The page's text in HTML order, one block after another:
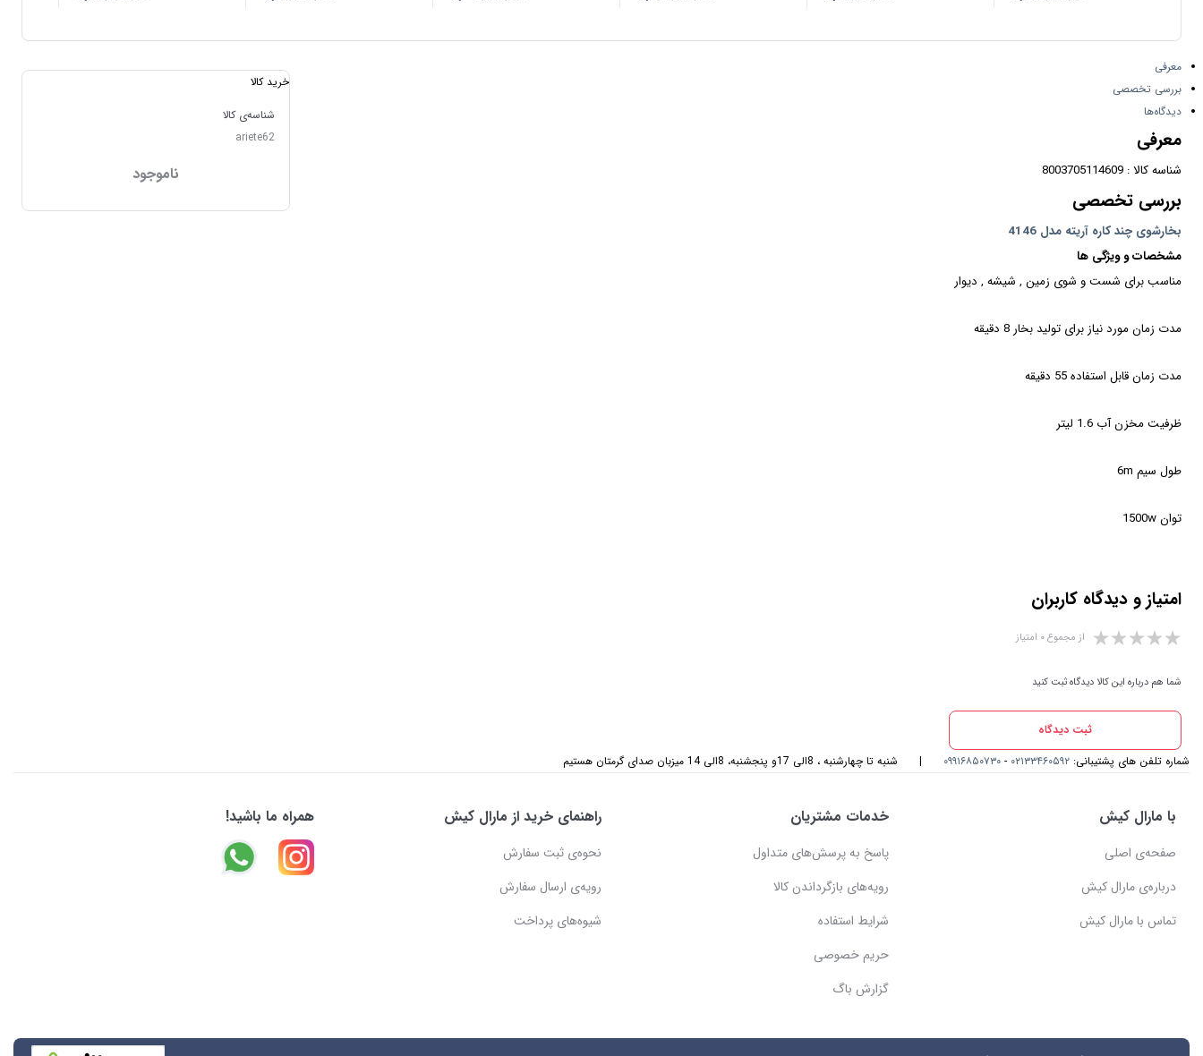
معرفی
بررسی تخصصی
دیدگاه‌ها
معرفی
شناسه کالا : 8003705114609
بررسی تخصصی
بخارشوی چند کاره آریته مدل 4146
مشخصات و ویژگی ها
مناسب برای شست و شوی زمین , شیشه , دیوار
مدت زمان مورد نیاز برای تولید بخار 8 دقیقه
مدت زمان قابل استفاده 55 دقیقه
ظرفیت مخزن آب 1.6 لیتر
طول سیم 6m
توان 1500w
امتیاز و دیدگاه کاربران
از مجموع ۰ امتیاز
شما هم درباره این کالا دیدگاه ثبت کنید
ثبت دیدگاه
خرید کالا
شناسه‌ی کالا
ariete62
ناموجود
شماره تلفن های پشتیبانی: ۰۲۱۳۳۴۶۰۵۹۲ - ۰۹۹۱۶۸۵۰۷۳۰ | شنبه تا چهارشنبه ، 8الی 17و پنجشنبه، 8الی 14 میزبان صدای گرمتان هستیم
با مارال کیش
صفحه‌ی اصلی
درباره‌ی مارال کیش
تماس با مارال کیش
خدمات مشتریان
پاسخ به پرسش‌های متداول
رویه‌های بازگرداندن کالا
شرایط استفاده
حریم خصوصی
گزارش باگ
راهنمای خرید از مارال کیش
نحوه‌ی ثبت سفارش
رویه‌ی ارسال سفارش
شیوه‌های پرداخت
همراه ما باشید!